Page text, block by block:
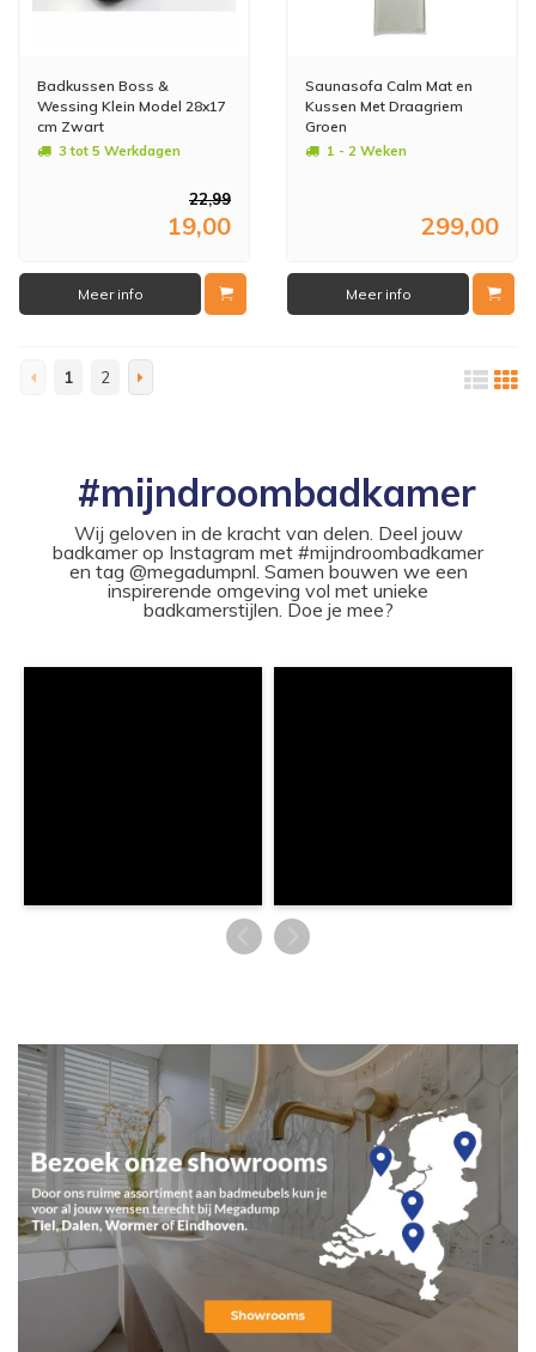
Badkussen Boss &
Wessing Klein Model 28x17
cm Zwart
3 tot 5 Werkdagen
22,99
19,00
Meer info
Saunasofa Calm Mat en
Kussen Met Draagriem
Groen
1 - 2 Weken
299,00
Meer info
1 2
#mijndroombadkamer
Wij geloven in de kracht van delen. Deel jouw
badkamer op Instagram met #mijndroombadkamer
en tag @megadumpnl. Samen bouwen we een
inspirerende omgeving vol met unieke
badkamerstijlen. Doe je mee?